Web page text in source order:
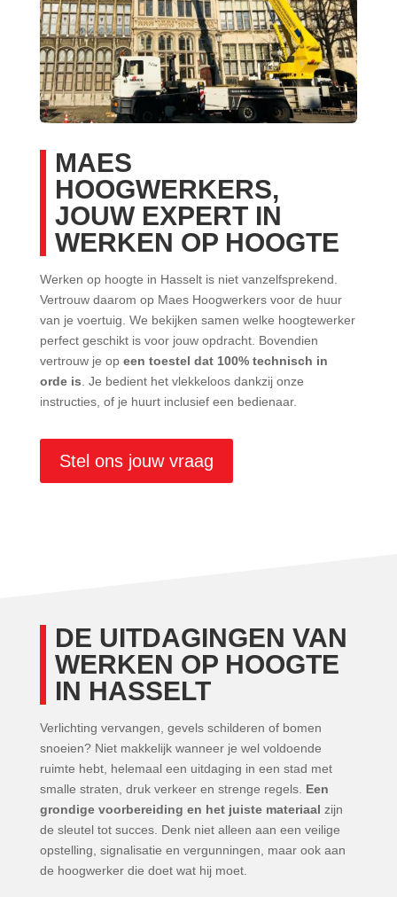
MAES
HOOGWERKERS,
JOUW EXPERT IN
WERKEN OP HOOGTE
Werken op hoogte in Hasselt is niet vanzelfsprekend.
Vertrouw daarom op Maes Hoogwerkers voor de huur
van je voertuig. We bekijken samen welke hoogtewerker
perfect geschikt is voor jouw opdracht. Bovendien
vertrouw je op een toestel dat 100% technisch in
orde is . Je bedient het vlekkeloos dankzij onze
instructies, of je huurt inclusief een bedienaar.
Stel ons jouw vraag
DE UITDAGINGEN VAN
WERKEN OP HOOGTE
IN HASSELT
Verlichting vervangen, gevels schilderen of bomen
snoeien? Niet makkelijk wanneer je wel voldoende
ruimte hebt, helemaal een uitdaging in een stad met
smalle straten, druk verkeer en strenge regels. Een
grondige voorbereiding en het juiste materiaal zijn
de sleutel tot succes. Denk niet alleen aan een veilige
opstelling, signalisatie en vergunningen, maar ook aan
de hoogwerker die doet wat hij moet.